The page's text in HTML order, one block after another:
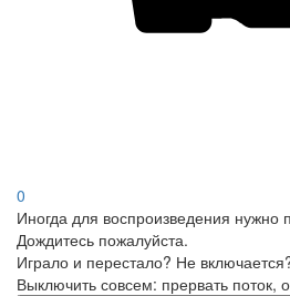
0
Иногда для воспроизведения нужно
Дождитесь пожалуйста.
Играло и перестало? Не
Выключить совсем: прервать поток,